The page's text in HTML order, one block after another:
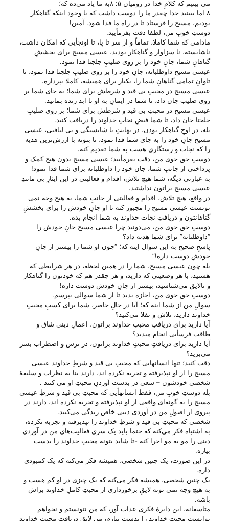
می‌ بینیم که کلامِ خدا در رومیان ۵: ۸به ما یاد می‌‌ده که؛
۸ اما ببینید خدا چقدر ما را دوست داشت که با وجود اینکه گناهکار
بودیم، مسیح را فرستاد تا در راه ما فدا شود. آمین!
دوستِ خوبِ من، لطفا دقت بفرمأیید.
مادامی که شما کاملا، تماماً و از سر تا پا، تا اونجأیی که امکان داشت،
ناشایسته، نا سزاوار و گناهکار بودید، عیسی مسیح برای بخششِ
گناهانِ شما، جانِ خود را بر روی صلیبِ جلجتا فدا نمود.
عیسی مسیح داوطلبانه، جانِ خود را بر روی صلیبِ جلجتا فدا نمود، تا
تاوانِ تمامی گناهانِ شما را، یکبار برای همیشه، کاملا بپردازه.
عیسی مسیح در محبتِ بی‌ قید و شرطش برای شما؛ به جای شما بر
روی صلیب جان داد، تا شما در ایمانِ به او تا ابد زنده بمانید.
عیسی مسیح در محبتِ بی‌ قید و شرطش برای شما؛ بر روی صلیبِ
جلجتا جان داد، تا شما فیضِ نجاتِ خداوند را دریافت کنید.
بله، در اوجِ گناهکار بودن، در نهایتِ نا شایستگی و بی‌ لیاقتی، عیسی
مسیح جانِ خود را به جای شما فدا نمود، تا بتونه با ارزش‌ترین هدیه
را که نجات و رستگاری هست به شما تقدیم کنه.
دوستِ حق جوی من، دقت بفرمأیید؛ عیسی مسیح بدون هیچ کمک و
پرداختی از جانبِ شما، جان خود را داوطلبانه برای شما فدا نمود!
به عبارتی دیگه، شما هیچ تلاش، اقدام و فعالیتی در این ایثارِ بی‌ مانندِ
عیسی مسیح براتون نداشتید.
در واقع، هیچ تلاش، اقدام و فعالیتی از جانبِ شما، به هیچ وجه نمی
تونست عیسی مسیح را مجبور کنه تا او جانِ خودش را برای بخششِ
گناهانتون و دریافتِ نجات خداوند به شما انجام بده.
دوستِ حق جوی من، می‌‌دونید چرا عیسی مسیح جانِ خودش را
“داوطلبانه” برای شما هدیه داد؟
پاسخِ صحیح به این سوال اینه که؛ “چون او شما را بیشتر از جانِ
خودش دوست داره!”
بله چون عیسی مسیح، شما را در همین لحظه، در هر شرایطی که
هستید، با هر وضعیتی که دارید، و هر چقدر هم که خودتون را گناهکار
و نالایق می‌‌شناسید، بیشتر از جانِ خودش دوست داره!
دوستِ حق جوی من، اجازه بدید تا از شما سوالی بپرسم.
سوالِ من از شما اینه که؛ آیا در حالِ حاضر، شما برای کسبِ محبتِ
خداوند دارید، تلاش و تقلا می‌‌کنید؟
آیا دارید برای دریافتِ محبتِ خداوند براتون، اعمالِ دینی شاق و
طاقت فرسأیی انجام میدید؟
آیا دارید برای دریافتِ محبتِ خداوند براتون، در ترس و اضطراب بسر
می‌‌برید؟
دقت کنید؛ تنها انسانهایی که محبتِ بی‌ قید و شرطِ خداوند عیسی
مسیح را از او نپذیرفته و تجربه نکرده ا‌ند، دارند بنا به نظرات و سلیقهٔ
شخصی خودشون – سعی در بدست آوردنِ محبتِ او می‌ کنند .
بله دوستِ خوبِ من، فقط انسانهأیی که محبتِ بی‌ قید و شرطِ عیسی
مسیح را به گونه‌ای واقعی از او نپذیرفته و تجربه نکرده ا‌ند، دارند در
پیروی از اصولِ من در آوردی دینی خاص زندگی می‌‌کنند.
شخصی که محبتِ بی‌ قید و شرطِ خداوند را نپذیرفته و تجربه نکرده،
به اشتباه فکر می‌‌کنه که حتما باید یک سری فعالیت‌های من در آوردی
دینی را مو به مو اجرا کنه -تا شاید بتونه محبتِ خداوند را بدست
بیاره.
در این صورت، یک چنین شخصی، همیشه فکر می‌‌کنه که یک کمبودی
داره.
یک چنین شخصی، همیشه فکر می‌‌کنه که یک چیزی در او کم هست و
به هیچ وجه نمی تونه لایقِ برخورداری از محبتِ کاملِ خداوند براش
باشه.
متاسفانه، این دایرهٔ فکری عذاب آور، که من نتونستم و نخواهم
توانست محبتِ خداوند را بدست بیارم، من لایق دریافتِ محبتِ خداوند